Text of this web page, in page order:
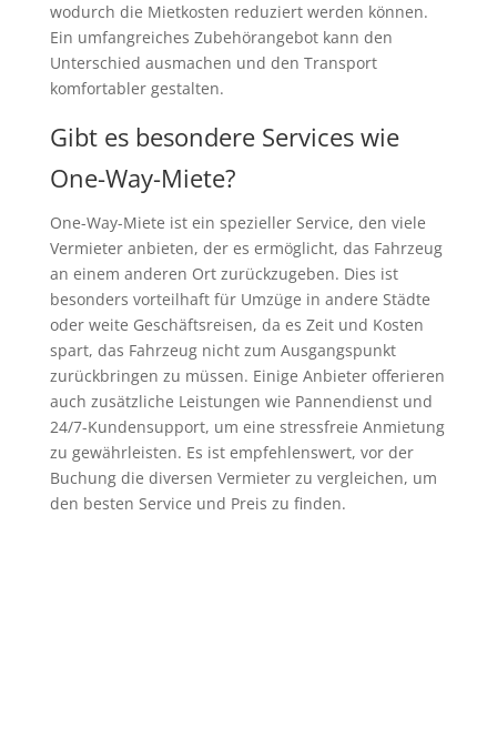
wodurch die Mietkosten reduziert werden können.
Ein umfangreiches Zubehörangebot kann den
Unterschied ausmachen und den Transport
komfortabler gestalten.
Gibt es besondere Services wie
One-Way-Miete?
One-Way-Miete ist ein spezieller Service, den viele
Vermieter anbieten, der es ermöglicht, das Fahrzeug
an einem anderen Ort zurückzugeben. Dies ist
besonders vorteilhaft für Umzüge in andere Städte
oder weite Geschäftsreisen, da es Zeit und Kosten
spart, das Fahrzeug nicht zum Ausgangspunkt
zurückbringen zu müssen. Einige Anbieter offerieren
auch zusätzliche Leistungen wie Pannendienst und
24/7-Kundensupport, um eine stressfreie Anmietung
zu gewährleisten. Es ist empfehlenswert, vor der
Buchung die diversen Vermieter zu vergleichen, um
den besten Service und Preis zu finden.